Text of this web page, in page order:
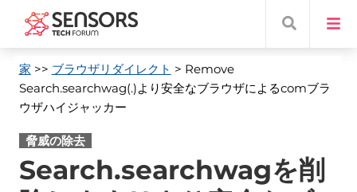
家 >> ブラウザリダイレクト > Remove
Search.searchwag(.)より安全なブラウザによるcomブラ
ウザハイジャッカー
脅威の除去
Search.searchwagを削